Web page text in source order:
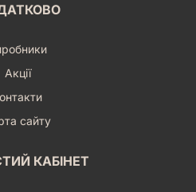
Акції
сайту
КАБІНЕТ